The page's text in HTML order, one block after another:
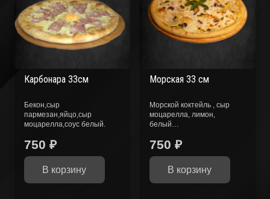
Карбонара 33см
Бекон,сыр
пармезан,яйцо,сыр
моцарелла,соус белый.
750 ₽
В корзину
Морская 33 см
Морской коктейль , сыр
моцарелла, лимон,
белый…
750 ₽
В корзину